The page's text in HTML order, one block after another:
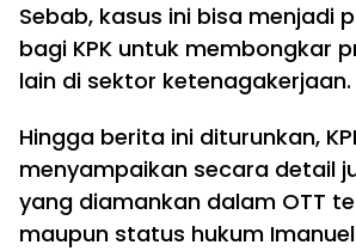
Sebab, kasus ini bisa menjadi
bagi KPK untuk membongkar
lain di sektor ketenagakerjaan.
Hingga berita ini diturunkan,
menyampaikan secara detail
yang diamankan dalam OTT
maupun status hukum Imanuel